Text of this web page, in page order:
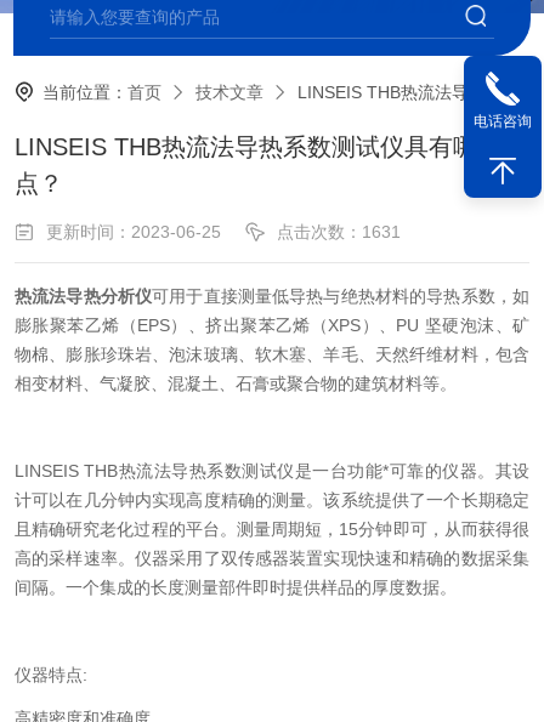
当前位置：首页 技术文章 LINSEIS THB热流法导热系数测试仪具有哪些特点？
LINSEIS THB热流法导热系数测试仪具有哪些特
点？
更新时间：2023-06-25 点击次数：1631
热流法导热分析仪可用于直接测量低导热与绝热材料的导热系数，如
膨胀聚苯乙烯（EPS）、挤出聚苯乙烯（XPS）、PU 坚硬泡沫、矿
物棉、膨胀珍珠岩、泡沫玻璃、软木塞、羊毛、天然纤维材料，包含
相变材料、气凝胶、混凝土、石膏或聚合物的建筑材料等。
LINSEIS THB热流法导热系数测试仪是一台功能*可靠的仪器。其设
计可以在几分钟内实现高度精确的测量。该系统提供了一个长期稳定
且精确研究老化过程的平台。测量周期短，15分钟即可，从而获得很
高的采样速率。仪器采用了双传感器装置实现快速和精确的数据采集
间隔。一个集成的长度测量部件即时提供样品的厚度数据。
仪器特点:
电话咨询